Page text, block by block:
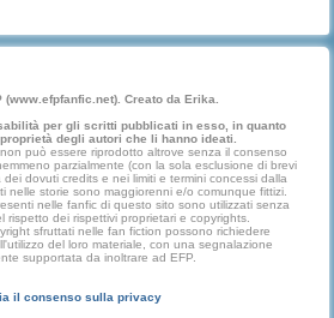
(www.efpfanfic.net). Creato da Erika.
per gli scritti pubblicati in esso, in quanto
degli autori che li hanno ideati.
può essere riprodotto altrove senza il consenso
parzialmente (con la sola esclusione di brevi
dovuti credits e nei limiti e termini concessi dalla
nelle storie sono maggiorenni e/o comunque fittizi.
nelle fanfic di questo sito sono utilizzati senza
rispetto dei rispettivi proprietari e copyrights.
sfruttati nelle fan fiction possono richiedere
del loro materiale, con una segnalazione
supportata da inoltrare ad EFP.
il consenso sulla privacy